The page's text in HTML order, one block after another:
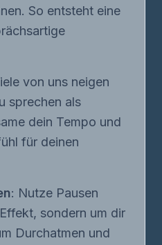
So entsteht eine
von uns neigen
sprechen als
dein Tempo und
für deinen
: Nutze Pausen
sondern um dir
Durchatmen und